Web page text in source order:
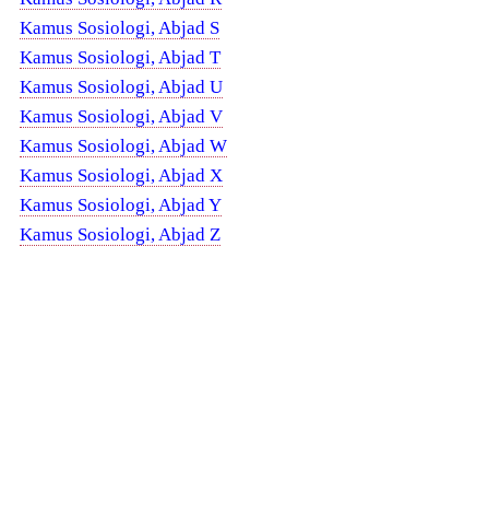
Kamus Sosiologi, Abjad S
Kamus Sosiologi, Abjad T
Kamus Sosiologi, Abjad U
Kamus Sosiologi, Abjad V
Kamus Sosiologi, Abjad W
Kamus Sosiologi, Abjad X
Kamus Sosiologi, Abjad Y
Kamus Sosiologi, Abjad Z